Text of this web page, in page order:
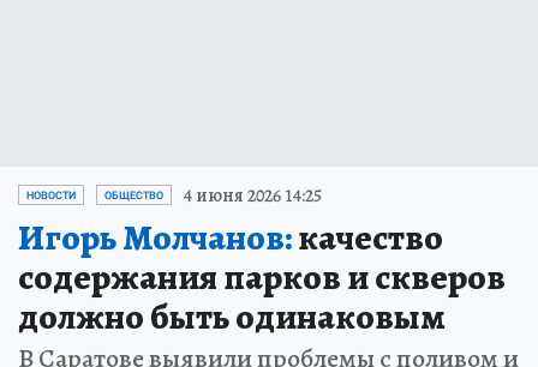
НОВОСТИ ОБЩЕСТВО 4 июня 2026 14:25
Игорь Молчанов:качество
содержания парков и скверов
должно быть одинаковым
В Саратове выявили проблемы с поливом и